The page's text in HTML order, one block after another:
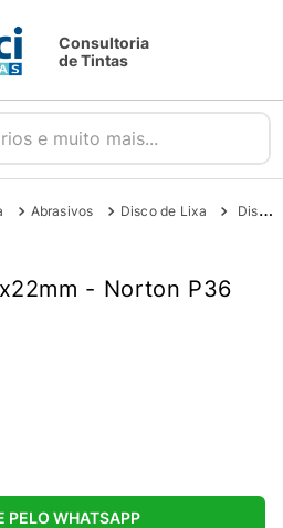
Consultoria
de Tintas
muito mais...
Abrasivos Disco de Lixa Disco Lixa Pq. 036 115X22Mm - Norton
- Norton P36
PELO WHATSAPP